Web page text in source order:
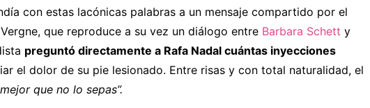
con estas lacónicas palabras a un mensaje compartido por el
que reproduce a su vez un diálogo entre Barbara Schett y
preguntó directamente a Rafa Nadal cuántas inyecciones
el dolor de su pie lesionado. Entre risas y con total naturalidad, el
mejor que no lo sepas”.